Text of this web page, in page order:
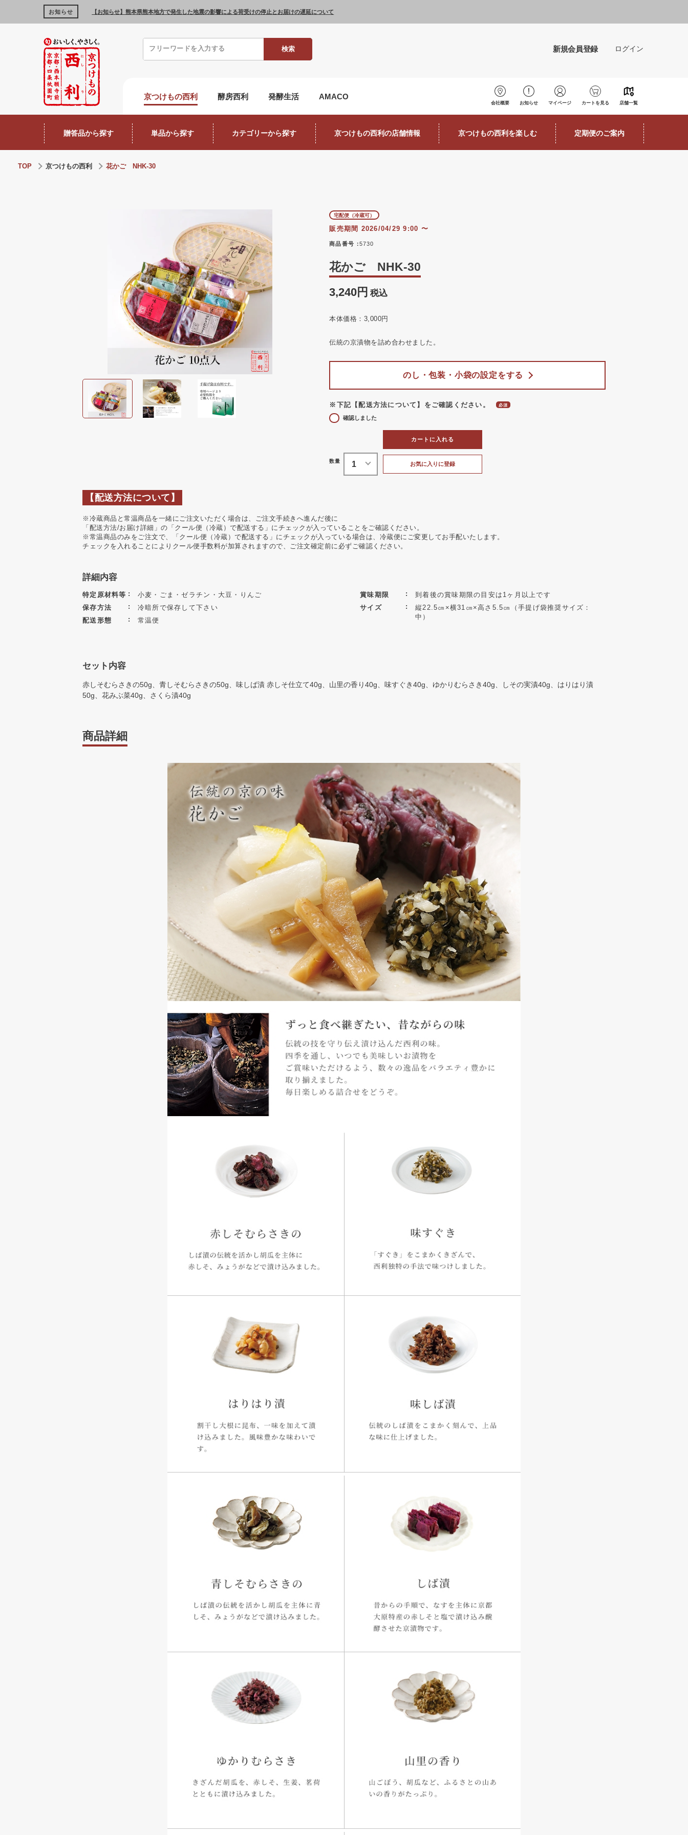
お知らせ 【お知らせ】熊本県熊本地方で発生した地震の影響による荷受けの停止とお届けの遅延について
検索 新規会員登録 ログイン
京つけもの西利 酵房西利 発酵生活 AMACO
会社概要 お知らせ マイページ カートを見る 店舗一覧
贈答品から探す 単品から探す カテゴリーから探す 京つけもの西利の店舗情報 京つけもの西利を楽しむ 定期便のご案内
TOP 京つけもの西利 花かご NHK-30
宅配便（冷蔵可）
販売期間 2026/04/29 9:00 〜
商品番号 5730
花かご NHK-30
3,240 税込
本体価格：3,000円
伝統の京漬物を詰め合わせました。
のし・包装・小袋の設定をする
※下記【配送方法について】をご確認ください。
確認しました
お気に入りに登録
カートに入れる
【配送方法について】
※冷蔵商品と常温商品を一緒にご注文いただく場合は、ご注文手続きへ進んだ後に
「配送方法/お届け詳細」の「クール便（冷蔵）で配送する」にチェックが入っていることをご確認ください。
※常温商品のみをご注文で、「クール便（冷蔵）で配送する」にチェックが入っている場合は、冷蔵便にご変更してお手配いたします。
チェックを入れることによりクール便手数料が加算されますので、ご注文確定前に必ずご確認ください。
詳細内容
特定原材料等
小麦・ごま・ゼラチン・大豆・りんご
保存方法
冷暗所で保存して下さい
配送形態
常温便
賞味期限
到着後の賞味期限の目安は1ヶ月以上です
サイズ
縦22.5㎝×横31㎝×高さ5.5㎝（手提げ袋推奨サイズ：
中）
セット内容
赤しそむらさきの50g、青しそむらさきの50g、味しば漬 赤しそ仕立て40g、山里の香り40g、味すぐき40g、ゆかりむらさき40g、しその実漬40g、はりはり漬
50g、花みぶ菜40g、さくら漬40g
商品詳細